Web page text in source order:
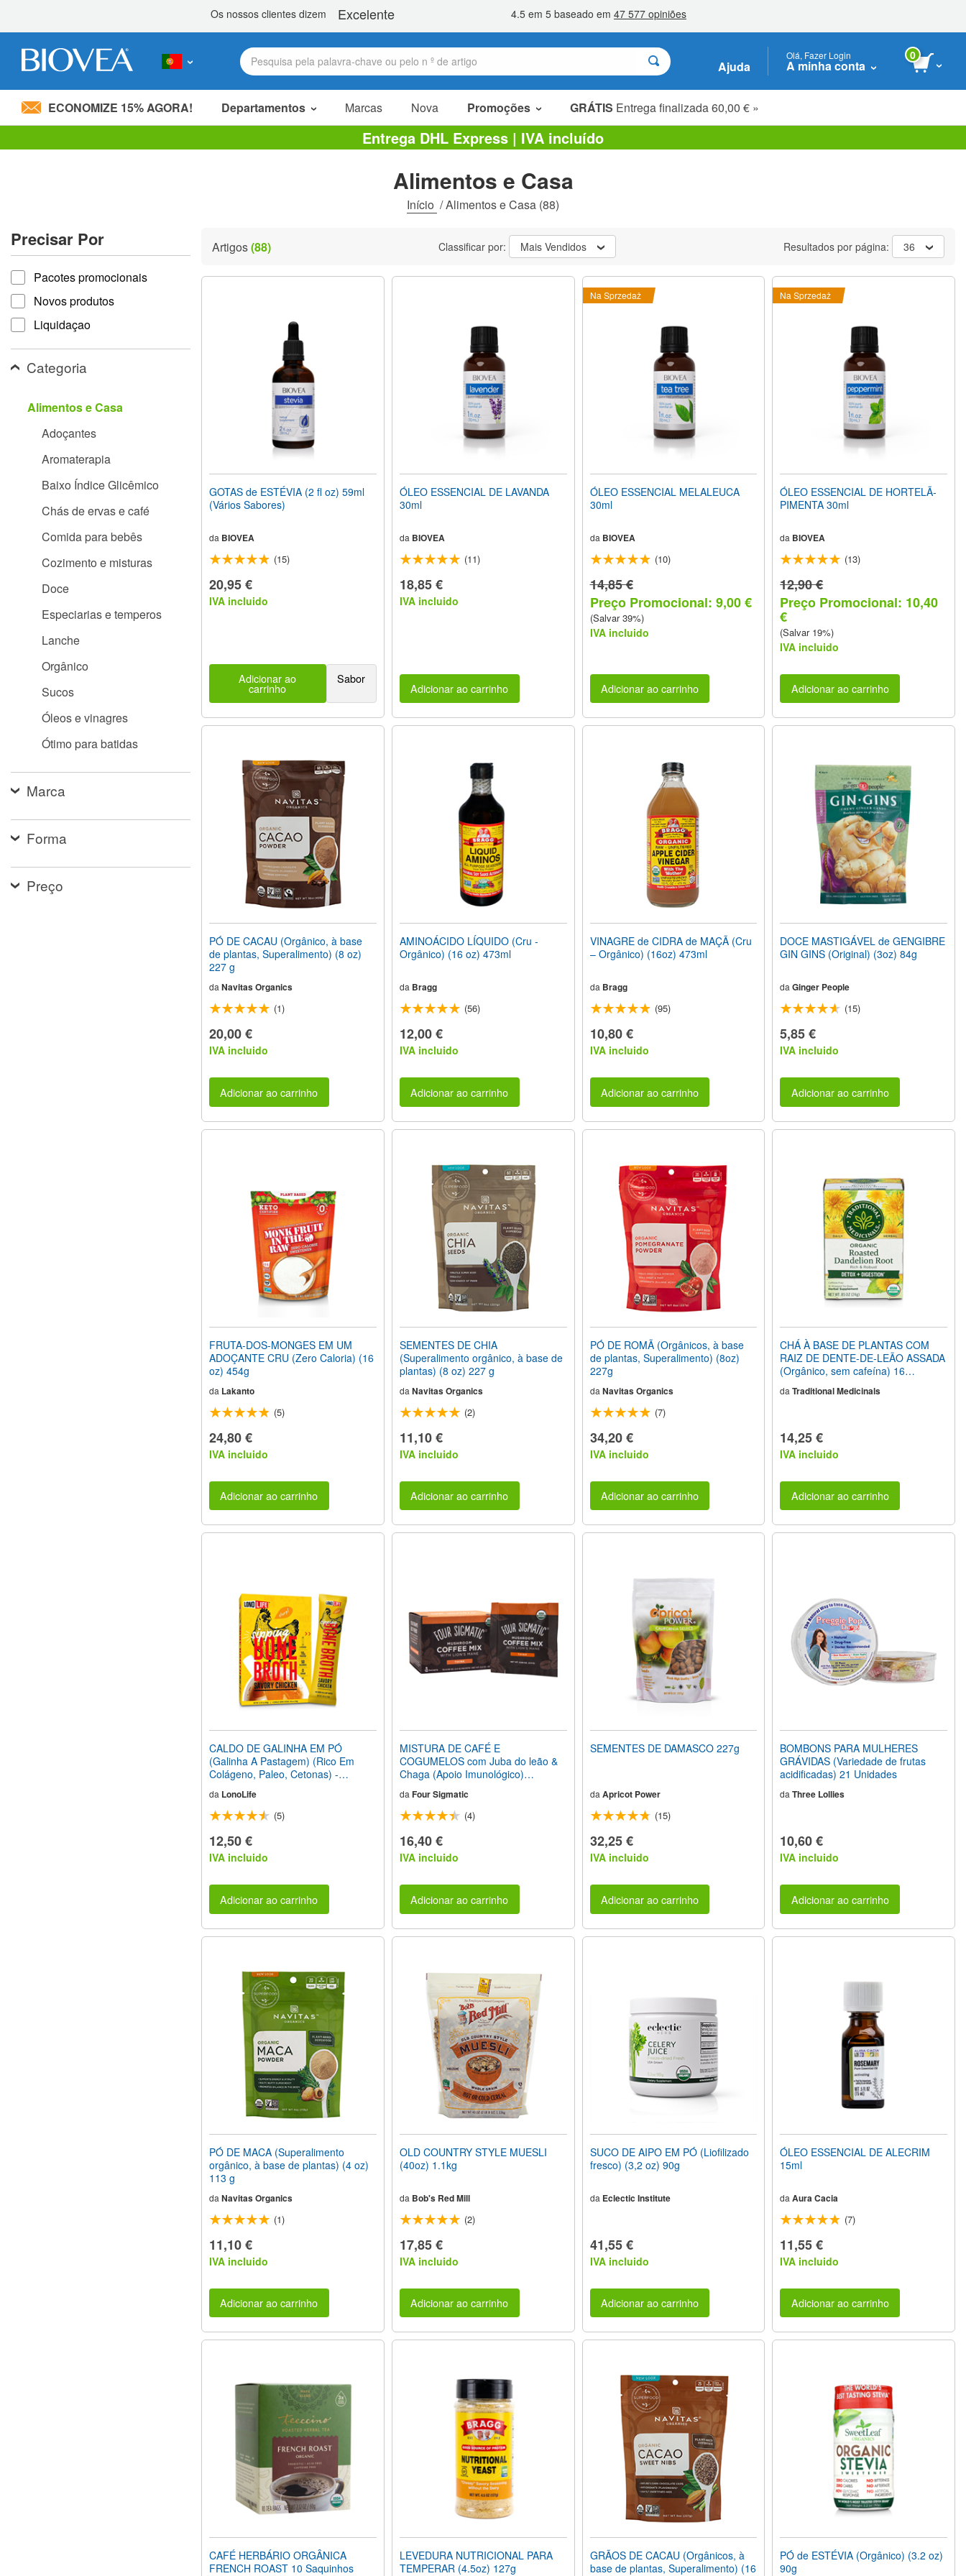
Observação:
acessibilidade.
Pressione
Control-
F11
para
ajustar
site
com
Pressione
acessibilidade.
Ajuda
Olá, Fazer Login
A minha conta
0
ECONOMIZE 15% AGORA! Departamentos Marcas Nova Promoções GRÁTIS Entrega finalizada 60,00 € »
Artigos em promoção
Pacotes promocionais
Liquidaçao
Entrega DHL Express | IVA incluído
Alimentos e Casa
Início /Alimentos e Casa (88)
Precisar Por
Precisar por
Pacotes promocionais
Novos produtos
Liquidaçao
Categoria
Alimentos e Casa
Adoçantes
Aromaterapia
Baixo Índice Glicêmico
Chás de ervas e café
Comida para bebês
Cozimento e misturas
Doce
Especiarias e temperos
Lanche
Orgânico
Sucos
Óleos e vinagres
Ótimo para batidas
Marca
Forma
Preço
Artigos(88) Classificar por: Mais Vendidos Resultados por página: 36
GOTAS de ESTÉVIA (2 fl oz) 59ml
(Vários Sabores)
da BIOVEA
(15)
20,95 €
IVA incluido
Adicionar ao
carrinho
Sabor
ÓLEO ESSENCIAL DE LAVANDA
30ml
da BIOVEA
(11)
18,85 €
IVA incluido
Adicionar ao carrinho
Na Sprzedaż
ÓLEO ESSENCIAL MELALEUCA
30ml
da BIOVEA
(10)
14,85 €
Preço Promocional: 9,00 €
(Salvar 39%)
IVA incluido
Adicionar ao carrinho
Na Sprzedaż
ÓLEO ESSENCIAL DE HORTELÃ-
PIMENTA 30ml
da BIOVEA
(13)
12,90 €
Preço Promocional: 10,40
€
(Salvar 19%)
IVA incluido
Adicionar ao carrinho
PÓ DE CACAU (Orgânico, à base
de plantas, Superalimento) (8 oz)
227 g
daNavitas Organics
(1)
20,00 €
IVA incluido
Adicionar ao carrinho
AMINOÁCIDO LÍQUIDO (Cru -
Orgânico) (16 oz) 473ml
da Bragg
(56)
12,00 €
IVA incluido
Adicionar ao carrinho
VINAGRE de CIDRA de MAÇÃ (Cru
– Orgânico) (16oz) 473ml
da Bragg
(95)
10,80 €
IVA incluido
Adicionar ao carrinho
DOCE MASTIGÁVEL de GENGIBRE
GIN GINS (Original) (3oz) 84g
daGinger People
(15)
5,85 €
IVA incluido
Adicionar ao carrinho
FRUTA-DOS-MONGES EM UM
ADOÇANTE CRU (Zero Caloria) (16
oz) 454g
da Lakanto
(5)
24,80 €
IVA incluido
Adicionar ao carrinho
SEMENTES DE CHIA
(Superalimento orgânico, à base de
plantas) (8 oz) 227 g
da Navitas Organics
(2)
11,10 €
IVA incluido
Adicionar ao carrinho
PÓ DE ROMÃ (Orgânicos, à base
de plantas, Superalimento) (8oz)
227g
da Navitas Organics
(7)
34,20 €
IVA incluido
Adicionar ao carrinho
CHÁ À BASE DE PLANTAS COM
RAIZ DE DENTE-DE-LEÃO ASSADA
(Orgânico, sem cafeína) 16
da Traditional Medicinals
14,25 €
IVA incluido
Adicionar ao carrinho
CALDO DE GALINHA EM PÓ
(Galinha A Pastagem) (Rico Em
Colágeno, Paleo, Cetonas) -
da LonoLife
(5)
12,50 €
IVA incluido
Adicionar ao carrinho
MISTURA DE CAFÉ E
COGUMELOS com Juba do leão &
Chaga (Apoio Imunológico)
daFour Sigmatic
(4)
16,40 €
IVA incluido
Adicionar ao carrinho
SEMENTES DE DAMASCO 227g
da Apricot Power
(15)
32,25 €
IVA incluido
Adicionar ao carrinho
BOMBONS PARA MULHERES
GRÁVIDAS (Variedade de frutas
acidificadas) 21 Unidades
daThree Lollies
10,60 €
IVA incluido
Adicionar ao carrinho
PÓ DE MACA (Superalimento
orgânico, à base de plantas) (4 oz)
113 g
da Navitas Organics
(1)
11,10 €
IVA incluido
Adicionar ao carrinho
OLD COUNTRY STYLE MUESLI
(40oz) 1.1kg
da Bob's Red Mill
(2)
17,85 €
IVA incluido
Adicionar ao carrinho
SUCO DE AIPO EM PÓ (Liofilizado
fresco) (3,2 oz) 90g
da Eclectic Institute
41,55 €
IVA incluido
Adicionar ao carrinho
ÓLEO ESSENCIAL DE ALECRIM
15ml
da Aura Cacia
(7)
11,55 €
IVA incluido
Adicionar ao carrinho
CAFÉ HERBÁRIO ORGÂNICA
FRENCH ROAST 10 Saquinhos
LEVEDURA NUTRICIONAL PARA
TEMPERAR (4.5oz) 127g
GRÃOS DE CACAU (Orgânicos, à
base de plantas, Superalimento) (16
PÓ de ESTÉVIA (Orgânico) (3.2 oz)
90g